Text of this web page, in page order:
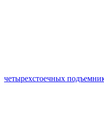
четырехстоечных